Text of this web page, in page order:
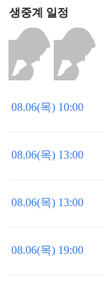
생중계 일정
08.06(목) 10:00
08.06(목) 13:00
08.06(목) 13:00
08.06(목) 19:00